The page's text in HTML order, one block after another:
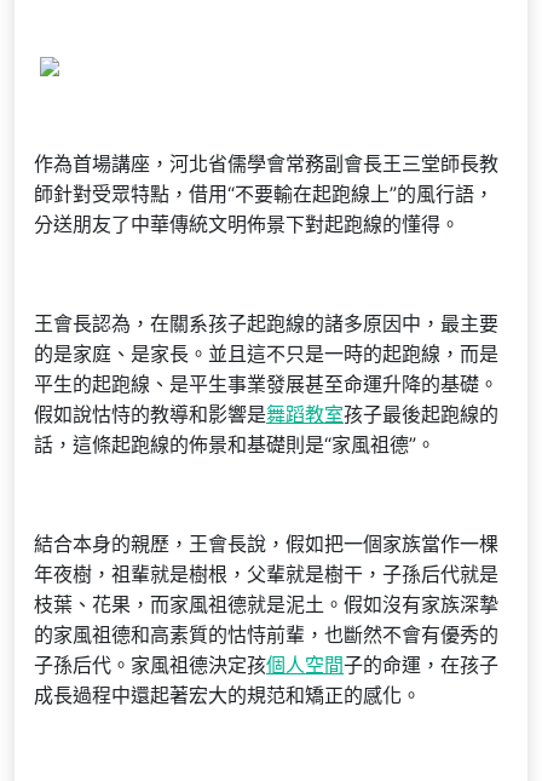
作為首場講座，河北省儒學會常務副會長王三堂師長教
師針對受眾特點，借用“不要輸在起跑線上”的風行語，
分送朋友了中華傳統文明佈景下對起跑線的懂得。
王會長認為，在關系孩子起跑線的諸多原因中，最主要
的是家庭、是家長。並且這不只是一時的起跑線，而是
平生的起跑線、是平生事業發展甚至命運升降的基礎。
假如說怙恃的教導和影響是舞蹈教室孩子最後起跑線的
話，這條起跑線的佈景和基礎則是“家風祖德”。
結合本身的親歷，王會長說，假如把一個家族當作一棵
年夜樹，祖輩就是樹根，父輩就是樹干，子孫后代就是
枝葉、花果，而家風祖德就是泥土。假如沒有家族深摯
的家風祖德和高素質的怙恃前輩，也斷然不會有優秀的
子孫后代。家風祖德決定孩個人空間子的命運，在孩子
成長過程中還起著宏大的規范和矯正的感化。